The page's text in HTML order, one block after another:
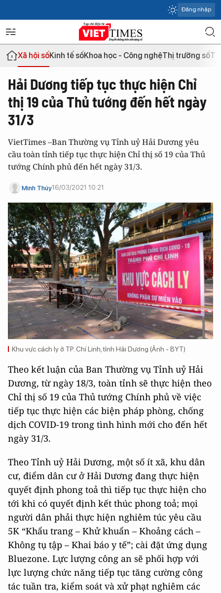
Đăng nhập
Xã hội sốKinh tế sốKhoa học - Công nghệThị trường số
Hải Dương tiếp tục thực hiện Chỉ
thị 19 của Thủ tướng đến hết ngày
31/3
VietTimes –Ban Thường vụ Tỉnh uỷ Hải Dương yêu
cầu toàn tỉnh tiếp tục thực hiện Chỉ thị số 19 của Thủ
tướng Chính phủ đến hết ngày 31/3.
Minh Thúy16/03/2021 10:21
Khu vực cách ly ở TP. Chí Linh, tỉnh Hải Dương (Ảnh - BYT)
Theo kết luận của Ban Thường vụ Tỉnh uỷ Hải
Dương, từ ngày 18/3, toàn tỉnh sẽ thực hiện theo
Chỉ thị số 19 của Thủ tướng Chính phủ về việc
tiếp tục thực hiện các biện pháp phòng, chống
dịch COVID-19 trong tình hình mới cho đến hết
ngày 31/3.
Theo Tỉnh uỷ Hải Dương, một số ít xã, khu dân
cư, điểm dân cư ở Hải Dương đang thực hiện
quyết định phong toả thì tiếp tục thực hiện cho
tới khi có quyết định kết thúc phong toả; mọi
người dân phải thực hiện nghiêm túc yêu cầu
5K “Khẩu trang – Khử khuẩn – Khoảng cách –
Không tụ tập – Khai báo y tế”; cài đặt ứng dụng
Bluezone. Lực lượng công an sẽ phối hợp với
lực lượng chức năng tiếp tục tăng cường công
tác tuần tra, kiểm soát và xử phạt nghiêm các